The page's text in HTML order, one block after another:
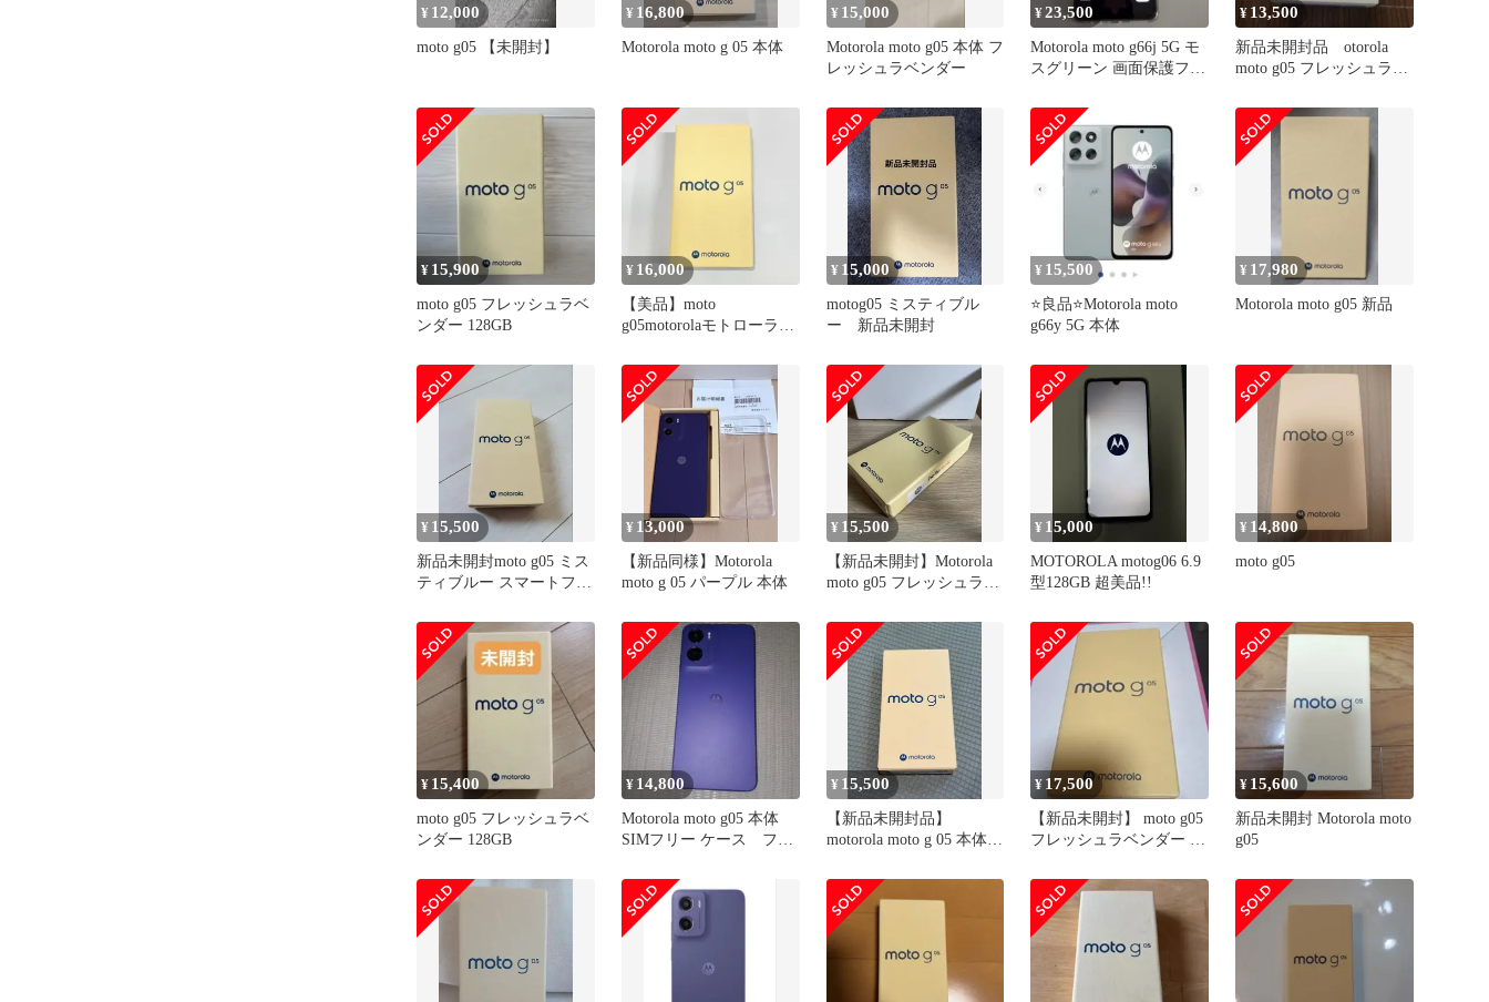
¥ 12,000
moto g05 【未開封】
¥ 16,800
Motorola moto g 05 本体
¥ 15,000
Motorola moto g05 本体 フ
レッシュラベンダー
¥23,500
Motorola moto g66j 5G モ
スグリーン 画面保護フィ
¥ 13,500
新品未開封品 otorola
moto g05 フレッシュラベ
¥ 15,900
moto g05 フレッシュラベ
ンダー 128GB
¥ 16,000
【美品】moto
g05motorolaモトローラ
ンク】 575
¥ 15,000
motog05 ミスティブル
ー 新品未開封
¥ 15,500
⭐️良品⭐️Motorola moto
g66y 5G 本体
¥ 17,980
Motorola moto g05 新品
¥ 15,500
新品未開封moto g05 ミス
ティブルー スマートフォ
¥ 13,000
【新品同様】Motorola
moto g 05 パープル 本体
¥ 15,500
【新品未開封】Motorola
moto g05 フレッシュラベ
¥ 15,000
MOTOROLA motog06 6.9
型128GB 超美品!!
¥ 14,800
moto g05
¥ 15,400
moto g05 フレッシュラベ
ンダー 128GB
¥ 14,800
Motorola moto g05 本体
SIMフリー ケース フィ
¥ 15,500
【新品未開封品】
motorola moto g 05 本体
¥ 17,500
【新品未開封】 moto g05
フレッシュラベンダー 未
¥ 15,600
新品未開封 Motorola moto
g05